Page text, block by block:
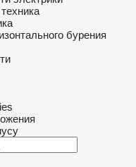
бурения